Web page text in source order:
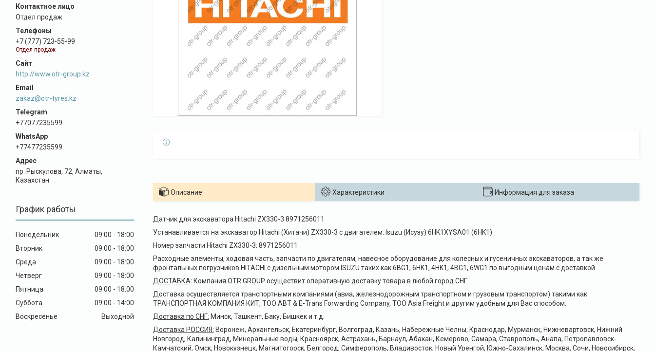
Отдел продаж
+7 (777) 723-55-99
Отдел продаж
http://www.otr-group.kz
zakaz@otr-tyres.kz
+77077235599
+77477235599
пр. Рыскулова, 72, Алматы,
Казахстан
График работы
Понедельник 09:00
18:00
Вторник
09:00
18:00
Среда
09:00
18:00
Четверг
09:00
18:00
Пятница
09:00
18:00
Суббота
09:00
14:00
Воскресенье
Выходной
Описание Характеристики Информация для заказа
Датчик для экскаватора Hitachi ZX330-3 8971256011
Устанавливается на экскаватор Hitachi (Хитачи) ZX330-3 с двигателем: Isuzu (Исузу) 6HK1XYSA01 (6HK1)
Номер запчасти Hitachi ZX330-3: 8971256011
Расходные элементы, ходовая часть, запчасти по двигателям, навесное оборудование для колесных и гусеничных экскаваторов, а так же
фронтальных погрузчиков HITACHI с дизельным мотором ISUZU таких как 6BG1, 6HK1, 4HK1, 4BG1, 6WG1 по выгодным ценам с доставкой.
ДОСТАВКА: Компания OTR GROUP осуществит оперативную доставку товара в любой город СНГ.
Доставка осуществляется транспортными компаниями (авиа, железнодорожным транспортном и грузовым транспортом) такими как
ТРАНСПОРТНАЯ КОМПАНИЯ КИТ, ТОО ABT & E-Trans Forwarding Company, ТОО Asia Freight и другим удобным для Вас способом.
Доставка по СНГ: Минск, Ташкент, Баку, Бишкек и т.д.
Доставка РОССИЯ: Воронеж, Архангельск, Екатеринбург, Волгоград, Казань, Набережные Челны, Краснодар, Мурманск, Нижневартовск, Нижний
Новгород, Калининград, Минеральные воды, Красноярск, Астрахань, Барнаул, Абакан, Кемерово, Самара, Ставрополь, Анапа, Петропавловск-
Камчатский, Омск, Новокузнецк, Магнитогорск, Белгород, Симферополь, Владивосток, Новый Уренгой, Южно-Сахалинск, Москва, Сочи, Новосибирск,